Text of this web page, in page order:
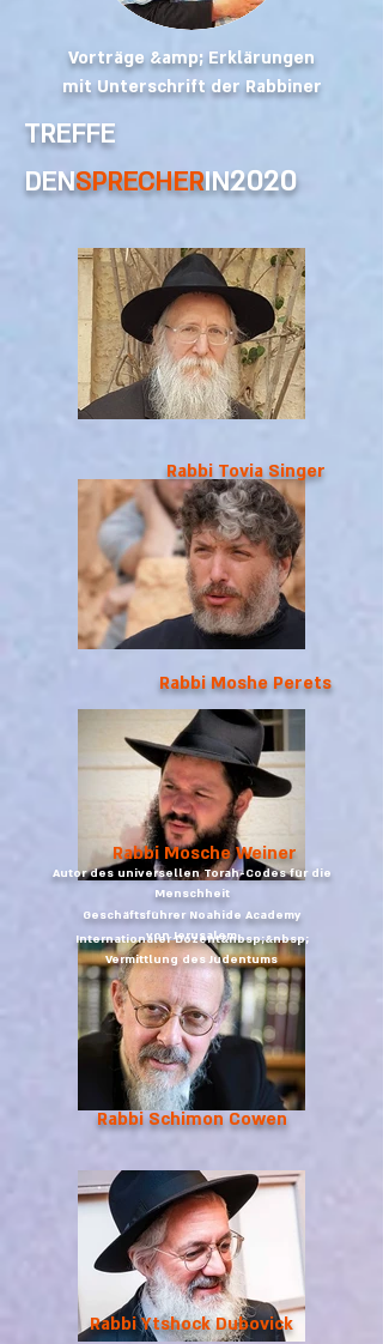
Vorträge &amp; Erklärungen
mit Unterschrift der Rabbiner
TREFFE
DENSPRECHERIN2020
Rabbi Tovia Singer
Rabbi Moshe Perets
Rabbi Mosche Weiner
Autor des universellen Torah-Codes für die
Menschheit
Geschäftsführer Noahide Academy
von Jerusalem
Internationaler Dozent&nbsp;&nbsp;
Vermittlung des Judentums
Rabbi Schimon Cowen
Rabbi Ytshock Dubovick